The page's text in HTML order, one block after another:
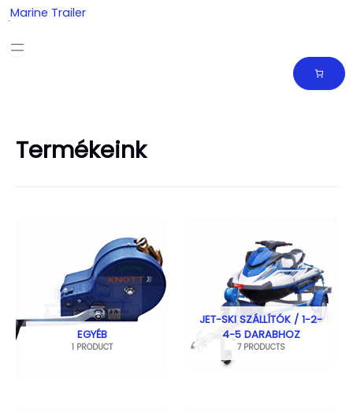
Skip
to
content
Marine Trailer
Termékeink
EGYÉB
1 PRODUCT
JET-SKI SZÁLLÍTÓK / 1-2-
4-5 DARABHOZ
7 PRODUCTS